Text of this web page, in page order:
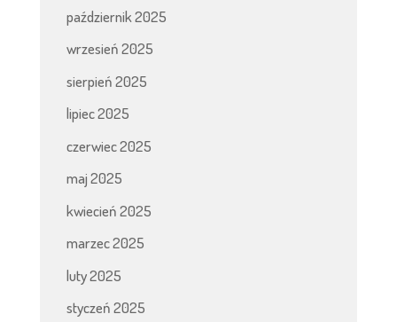
październik 2025
wrzesień 2025
sierpień 2025
lipiec 2025
czerwiec 2025
maj 2025
kwiecień 2025
marzec 2025
luty 2025
styczeń 2025